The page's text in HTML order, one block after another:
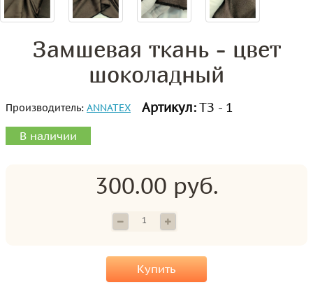
Замшевая ткань - цвет
шоколадный
Производитель: ANNATEX Артикул:ТЗ - 1
В наличии
300.00 руб.
Купить